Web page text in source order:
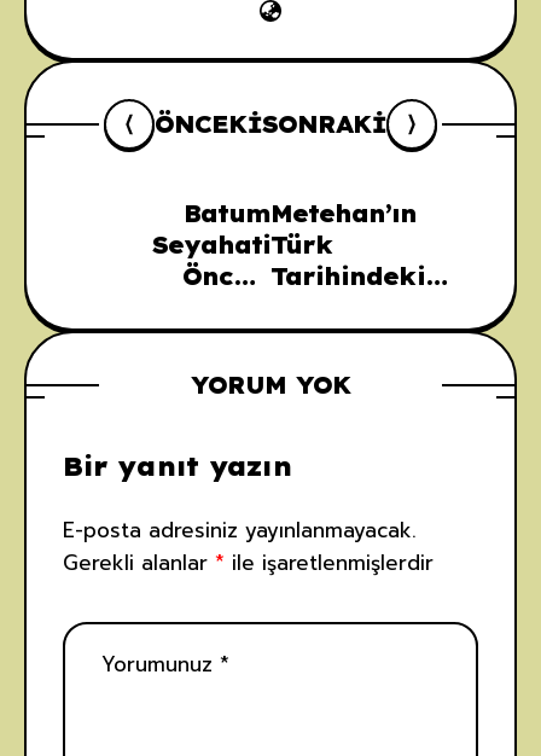
ÖNCEKISONRAKI
Batum
Seyahati
Öncesi
Gerekenler:
Gezi
Tavsiyeleri ve
Metehan’ın
Türk
Tarihindeki
Devletinin
Kurucusu
Olarak
YORUM YOK
Bir yanıt yazın
E-posta adresiniz yayınlanmayacak.
Gerekli alanlar * ile işaretlenmişlerdir